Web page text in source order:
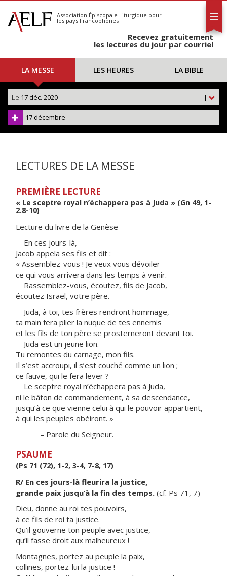
S'abonner
Calendrier
Association Épiscopale Liturgique pour
les pays Francophones
Recevez gratuitement
les lectures du jour par courriel
LA MESSE LES HEURES LA BIBLE
|
Le 17 déc. 2020
17 décembre
LECTURES DE LA MESSE
PREMIÈRE LECTURE
« Le sceptre royal n’échappera pas à Juda » (Gn 49, 1-
2.8-10)
Lecture du livre de la Genèse
En ces jours-là,
Jacob appela ses fils et dit :
« Assemblez-vous ! Je veux vous dévoiler
ce qui vous arrivera dans les temps à venir.
Rassemblez-vous, écoutez, fils de Jacob,
écoutez Israël, votre père.
Juda, à toi, tes frères rendront hommage,
ta main fera plier la nuque de tes ennemis
et les fils de ton père se prosterneront devant toi.
Juda est un jeune lion.
Tu remontes du carnage, mon fils.
Il s’est accroupi, il s’est couché comme un lion ;
ce fauve, qui le fera lever ?
Le sceptre royal n’échappera pas à Juda,
ni le bâton de commandement, à sa descendance,
jusqu’à ce que vienne celui à qui le pouvoir appartient,
à qui les peuples obéiront. »
– Parole du Seigneur.
PSAUME
(Ps 71 (72), 1-2, 3-4, 7-8, 17)
R/ En ces jours-là fleurira la justice,
grande paix jusqu’à la fin des temps. (cf. Ps 71, 7)
Dieu, donne au roi tes pouvoirs,
à ce fils de roi ta justice.
Qu’il gouverne ton peuple avec justice,
qu’il fasse droit aux malheureux !
Montagnes, portez au peuple la paix,
collines, portez-lui la justice !